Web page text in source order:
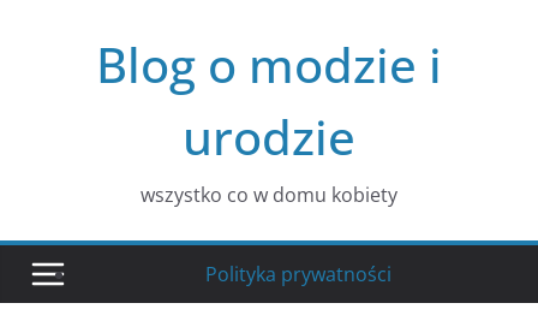
Blog o modzie i
urodzie
wszystko co w domu kobiety
Polityka prywatności